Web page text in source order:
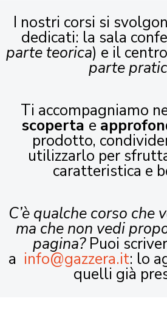
I nostri corsi si
dedicati: la sala
parte teorica) e il
parte
Ti accompagniamo
scoperta e
prodotto,
utilizzarlo per
caratteristica e
C’è qualche corso che
ma che non vedi
pagina?Puoi
a info@gazzera.it: lo
quelli già